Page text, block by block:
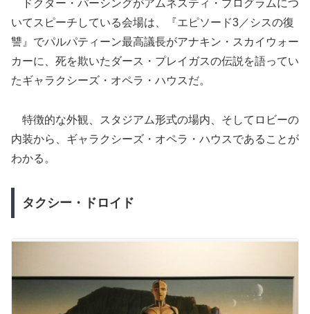
ドクター・パーシングがアムネスティ・プログラムにつ
いてスピーチしている会場は、『エピソード3／シスの復
讐』でパルパティーン最高議長がアナキン・スカイウォー
カーに、死を欺いたダース・プレイガスの伝説を語ってい
たギャラクシーズ・オペラ・ハウスだ。
特徴的な外観、スタジアム形式の場内、そしてロビーの
内装から、ギャラクシーズ・オペラ・ハウスであることが
わかる。
タクシー・ドロイド